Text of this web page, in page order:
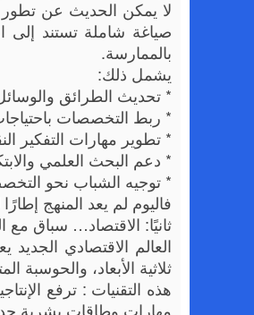
لا يمكن الحديث عن تطور
صياغة شاملة تستند إلى
بالممارسة.
يشمل ذلك:
* تحديث الطرائق
* ربط التخصصات
* تطوير مهارات التفكير
* دعم البحث العلمي
* توجيه الشباب نحو
فاليوم لم يعد المنهج
ثانيًا: الاقتصاد… سباق مع
العالم الاقتصادي
ثلاثية الأبعاد،
هذه التقنيات : ترفع
مهارات وطاقات بشرية